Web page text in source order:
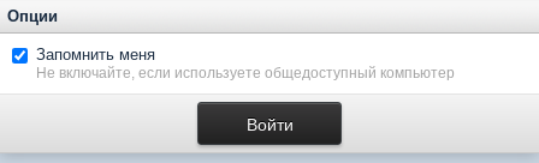
Опции
Запомнить меня
Не включайте, если используете общедоступный компьютер